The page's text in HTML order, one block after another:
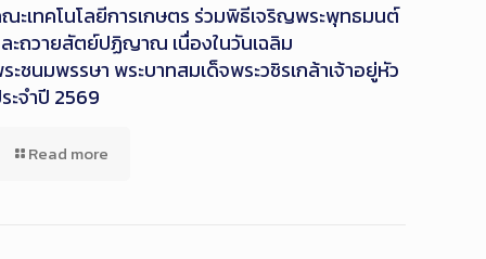
ะเทคโนโลยีการเกษตร ร่วมพิธีเจริญพระพุทธมนต์
ะถวายสัตย์ปฏิญาณ เนื่องในวันเฉลิม
ะชนมพรรษา พระบาทสมเด็จพระวชิรเกล้าเจ้าอยู่หัว
ะจำปี 2569
Read more